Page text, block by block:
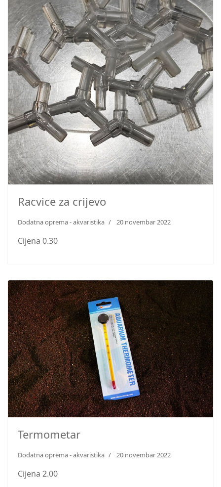
Racvice za crijevo
Dodatna oprema - akvaristika 20 novembar 2022
Cijena 0.30
Termometar
Dodatna oprema - akvaristika 20 novembar 2022
Cijena 2.00